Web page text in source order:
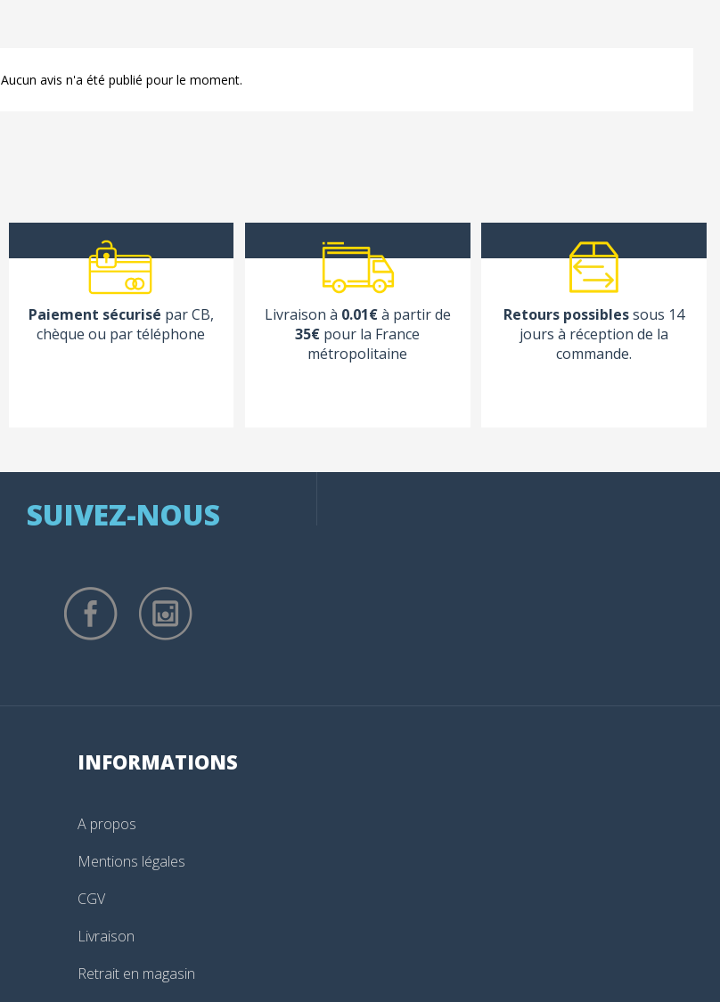
Aucun avis n'a été publié pour le moment.
Paiement sécurisé par CB,
chèque ou par téléphone
Livraison à 0.01€à partir de
35€ pour la France
métropolitaine
Retours possiblessous 14
jours à réception de la
commande.
SUIVEZ-NOUS
INFORMATIONS
A propos
Mentions légales
CGV
Livraison
Retrait en magasin